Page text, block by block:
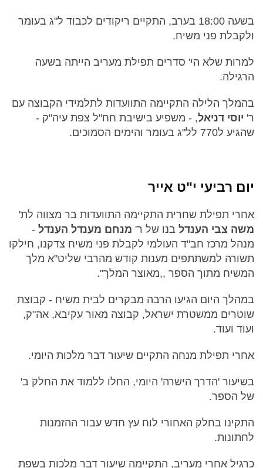
בשעה 18:00 בערב, התקיים ריקודים לכבוד ל"ג בעומר
ולקבלת פני משיח.
למרות שלא הי' סדרים תפילת מעריב הייתה בשעה
הרגילה.
בהמלך הלילה התקיימה התוועדות לתלמידי הקבוצה עם
ר' יוסי דניאל, - משפיע בישיבת חח"ל צפת עיה"ק -
שהגיע ל770 לל"ג בעומר והימים הסמוכים.
יום רביעי י"ט אייר
אחרי תפילת שחרית התקיימה התוועדות בר מצווה לת'
משה צבי הענדל בנו של ר' מנחם מענדל הענדל -
מנהל מרכז חב"ד העולמי לקבלת פני משיח צדקנו, חילקו
תשורה למשתתפים מענות קודש מהרבי שליט"א מלך
המשיח מתוך הספר ,,מאוצר המלך''.
במהלך היום הגיעו הרבה מבקרים לבית משיח - קבוצת
שוטרים ממשטרת ישראל, קבוצה מאור עקיבא, אה"ק,
ועוד ועוד.
אחרי תפילת מנחה התקיים שיעור דבר מלכות היומי.
בשיעור 'הדרך הישרה' היומי, החלו ללמוד את החלק ב'
של הספר.
התקינו בחלק האחורי לוח עץ חדש עבור ההזמנות
לחתונות.
כרגיל אחרי מעריב, התקיימה שיעור דבר מלכות בשפת